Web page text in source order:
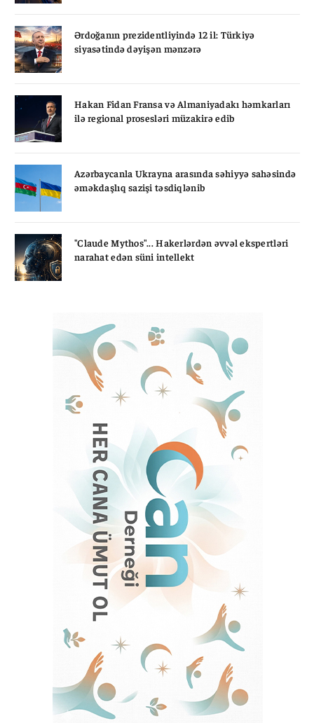
Ərdoğanın prezidentliyində 12 il: Türkiyə
siyasətində dəyişən mənzərə
Hakan Fidan Fransa və Almaniyadakı həmkarları
ilə regional prosesləri müzakirə edib
Azərbaycanla Ukrayna arasında səhiyyə sahəsində
əməkdaşlıq sazişi təsdiqlənib
"Claude Mythos"... Hakerlərdən əvvəl ekspertləri
narahat edən süni intellekt